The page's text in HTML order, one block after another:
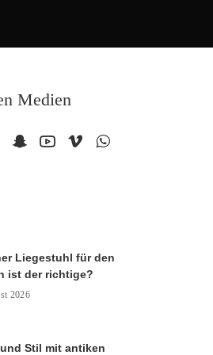
Medien
Liegestuhl für den
ist der richtige?
2026
Stil mit antiken